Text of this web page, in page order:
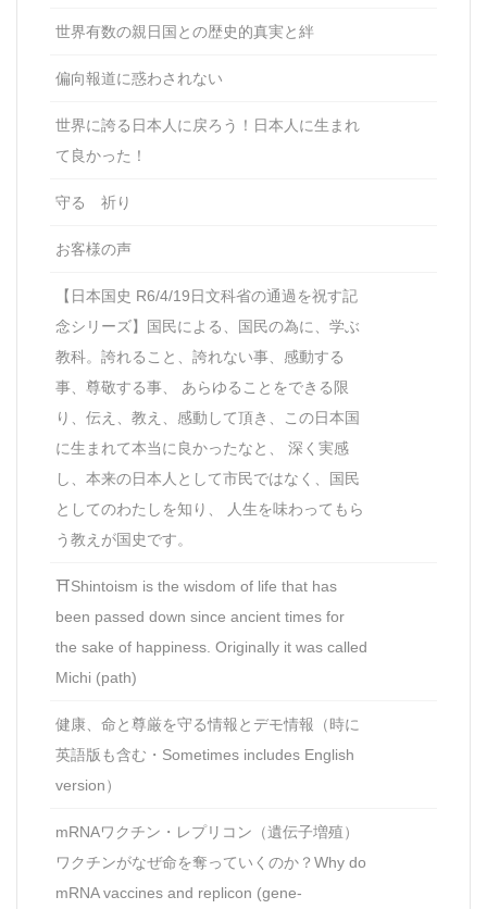
世界有数の親日国との歴史的真実と絆
偏向報道に惑わされない
世界に誇る日本人に戻ろう！日本人に生まれ
て良かった！
守る 祈り
お客様の声
【日本国史 R6/4/19日文科省の通過を祝す記
念シリーズ】国民による、国民の為に、学ぶ
教科。誇れること、誇れない事、感動する
事、尊敬する事、 あらゆることをできる限
り、伝え、教え、感動して頂き、この日本国
に生まれて本当に良かったなと、 深く実感
し、本来の日本人として市民ではなく、国民
としてのわたしを知り、 人生を味わってもら
う教えが国史です。
⛩Shintoism is the wisdom of life that has
been passed down since ancient times for
the sake of happiness. Originally it was called
Michi (path)
健康、命と尊厳を守る情報とデモ情報（時に
英語版も含む・Sometimes includes English
version）
mRNAワクチン・レプリコン（遺伝子増殖）
ワクチンがなぜ命を奪っていくのか？Why do
mRNA vaccines and replicon (gene-